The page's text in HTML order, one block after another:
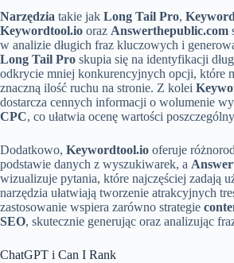
Narzędzia takie jak Long Tail Pro,
Keywordtool.io oraz Answerthepublic.com
w analizie długich fraz kluczowych i
Long Tail Pro skupia się na identyfikacji
odkrycie mniej konkurencyjnych opcji, które
znaczną ilość ruchu na stronie. Z kolei
dostarcza cennych informacji o wolumenie
CPC, co ułatwia ocenę wartości
Dodatkowo, Keywordtool.io oferuje
podstawie danych z wyszukiwarek, a
wizualizuje pytania, które najczęściej zadają
narzędzia ułatwiają tworzenie atrakcyjnych
zastosowanie wspiera zarówno strategie
SEO, skutecznie generując oraz analizując
ChatGPT i Can I Rank